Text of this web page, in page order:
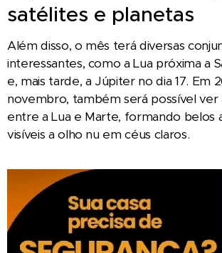
satélites e planetas
Além disso, o mês terá diversas
interessantes, como a Lua próxima a
e, mais tarde, a Júpiter no dia 17. Em
novembro, também será possível ver
entre a Lua e Marte, formando belos
visíveis a olho nu em céus claros.